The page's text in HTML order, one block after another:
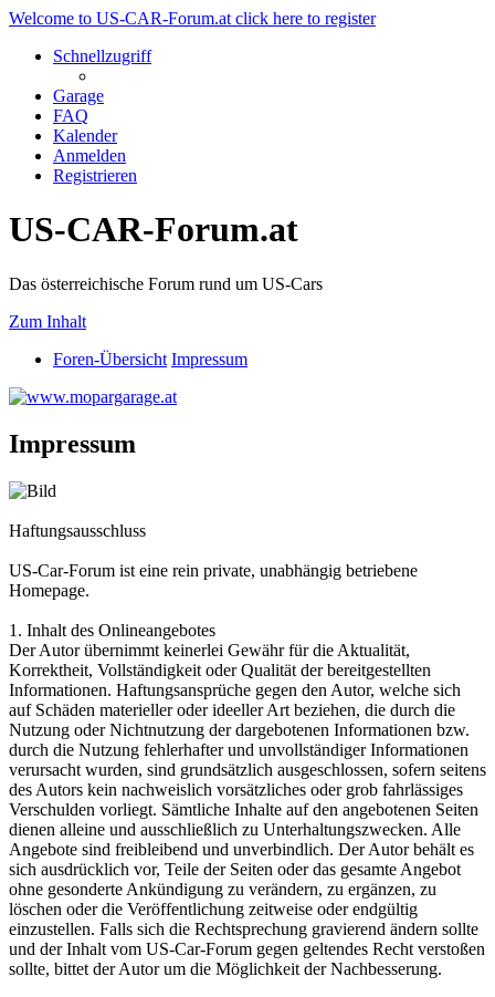
Welcome to US-CAR-Forum.at click here to register
Schnellzugriff
Garage
FAQ
Kalender
Anmelden
Registrieren
US-CAR-Forum.at
Das österreichische Forum rund um US-Cars
Zum Inhalt
Foren-Übersicht Impressum
Impressum
Haftungsausschluss
US-Car-Forum ist eine rein private, unabhängig betriebene
Homepage.
1. Inhalt des Onlineangebotes
Der Autor übernimmt keinerlei Gewähr für die Aktualität,
Korrektheit, Vollständigkeit oder Qualität der bereitgestellten
Informationen. Haftungsansprüche gegen den Autor, welche sich
auf Schäden materieller oder ideeller Art beziehen, die durch die
Nutzung oder Nichtnutzung der dargebotenen Informationen bzw.
durch die Nutzung fehlerhafter und unvollständiger Informationen
verursacht wurden, sind grundsätzlich ausgeschlossen, sofern seitens
des Autors kein nachweislich vorsätzliches oder grob fahrlässiges
Verschulden vorliegt. Sämtliche Inhalte auf den angebotenen Seiten
dienen alleine und ausschließlich zu Unterhaltungszwecken. Alle
Angebote sind freibleibend und unverbindlich. Der Autor behält es
sich ausdrücklich vor, Teile der Seiten oder das gesamte Angebot
ohne gesonderte Ankündigung zu verändern, zu ergänzen, zu
löschen oder die Veröffentlichung zeitweise oder endgültig
einzustellen. Falls sich die Rechtsprechung gravierend ändern sollte
und der Inhalt vom US-Car-Forum gegen geltendes Recht verstoßen
sollte, bittet der Autor um die Möglichkeit der Nachbesserung.